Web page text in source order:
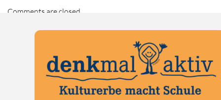
Comments are closed.